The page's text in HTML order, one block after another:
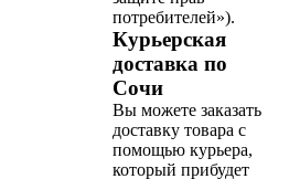
потребителей»).
Курьерская
доставка по
Сочи
Вы можете заказать
доставку товара с
помощью курьера,
который прибудет